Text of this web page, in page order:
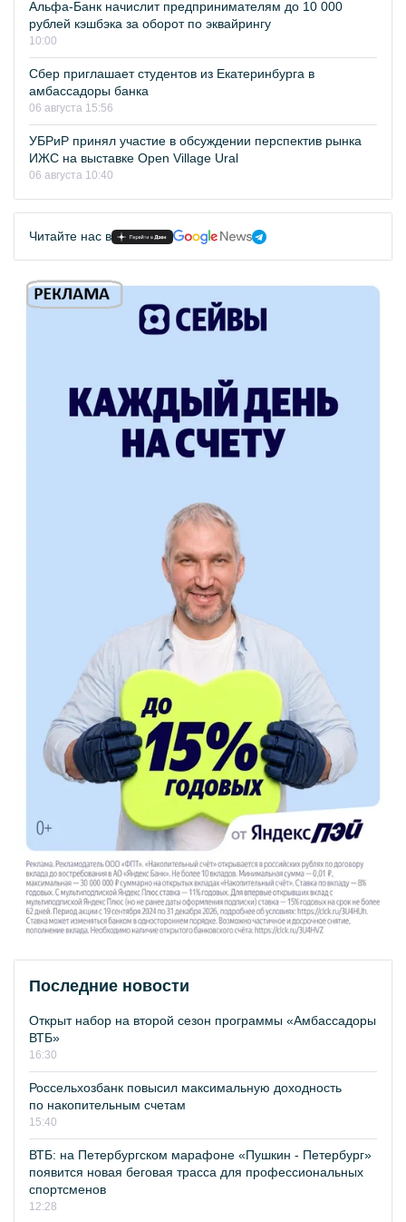
Альфа-Банк начислит предпринимателям до 10 000
рублей кэшбэка за оборот по эквайрингу
10:00
Сбер приглашает студентов из Екатеринбурга в
амбассадоры банка
06 августа 15:56
УБРиР принял участие в обсуждении перспектив рынка
ИЖС на выставке Open Village Ural
06 августа 10:40
Читайте нас в
Последние новости
Открыт набор на второй сезон программы «Амбассадоры
ВТБ»
16:30
Россельхозбанк повысил максимальную доходность
по накопительным счетам
15:40
ВТБ: на Петербургском марафоне «Пушкин - Петербург»
появится новая беговая трасса для профессиональных
спортсменов
12:28